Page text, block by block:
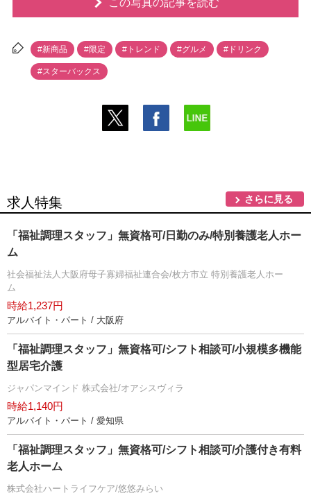
この写真の記事を読む
#新商品 #限定 #トレンド #グルメ #ドリンク
#スターバックス
求人特集 さらに見る
「福祉調理スタッフ」無資格可/日勤のみ/特別養護老人ホー
ム
社会福祉法人大阪府母子寡婦福祉連合会/枚方市立 特別養護老人ホー
ム
時給1,237円
アルバイト・パート / 大阪府
「福祉調理スタッフ」無資格可/シフト相談可/小規模多機能
型居宅介護
ジャパンマインド 株式会社/オアシスヴィラ
時給1,140円
アルバイト・パート / 愛知県
「福祉調理スタッフ」無資格可/シフト相談可/介護付き有料
老人ホーム
株式会社ハートライフケア/悠悠みらい